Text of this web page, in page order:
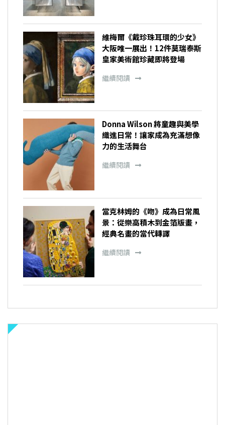
維梅爾《戴珍珠耳環的少女》
大阪唯一展出！12件莫瑞泰斯
皇家美術館珍藏即將登場
繼續閱讀
Donna Wilson 將童趣與美學
織進日常！讓家成為充滿想像
力的生活舞台
繼續閱讀
當克林姆的《吻》成為日常風
景：從樂高積木到金箔版畫，
經典名畫的當代轉譯
繼續閱讀